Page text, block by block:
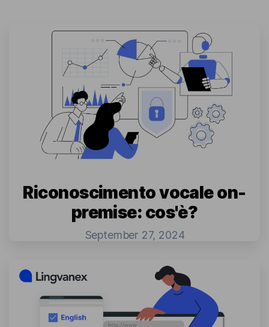
Riconoscimento vocale on-
premise: cos'è?
September 27, 2024